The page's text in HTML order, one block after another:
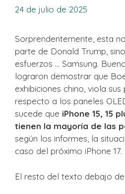
24 de julio de 2025
Sorprendentemente, esta
parte de Donald Trump,
esfuerzos … Samsung.
lograron demostrar que
exhibiciones chino, viola
respecto a los paneles
sucede que iPhone 15, 15
tienen la mayoría de las
según los informes, la
caso del próximo iPhone 17.
El resto del texto debajo